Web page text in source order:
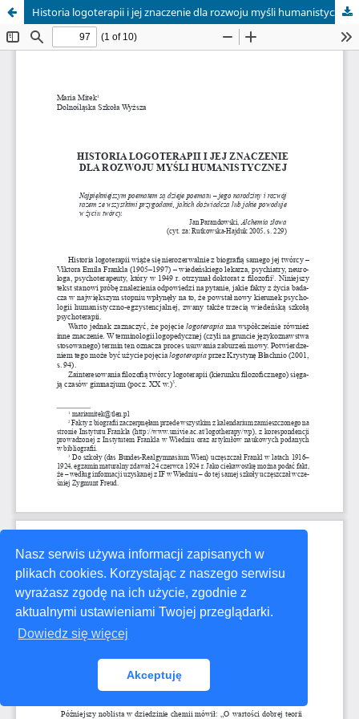
Nasz serwis używa informacji zapisanych w
plikach cookies. Korzystając z naszego serwisu
wyrażasz zgodę na ich użycie, zgodnie z
aktualnymi ustawieniami Twojej przeglądarki.
Dowiedz się więcej
Akceptuję
Historia logoterapii i jej znaczenie dla rozwoju myśli humanistycznej